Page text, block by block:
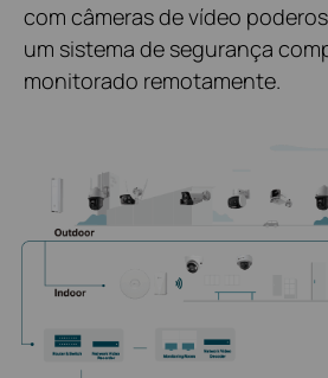
com câmeras de vídeo
um sistema de segurança
monitorado remotamente.